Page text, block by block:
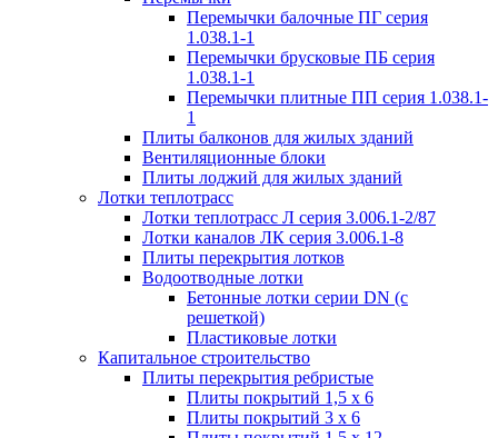
Перемычки балочные ПГ серия
1.038.1-1
Перемычки брусковые ПБ серия
1.038.1-1
Перемычки плитные ПП серия 1.038.1-
1
Плиты балконов для жилых зданий
Вентиляционные блоки
Плиты лоджий для жилых зданий
Лотки теплотрасс
Лотки теплотрасс Л серия 3.006.1-2/87
Лотки каналов ЛК серия 3.006.1-8
Плиты перекрытия лотков
Водоотводные лотки
Бетонные лотки серии DN (с
решеткой)
Пластиковые лотки
Капитальное строительство
Плиты перекрытия ребристые
Плиты покрытий 1,5 x 6
Плиты покрытий 3 x 6